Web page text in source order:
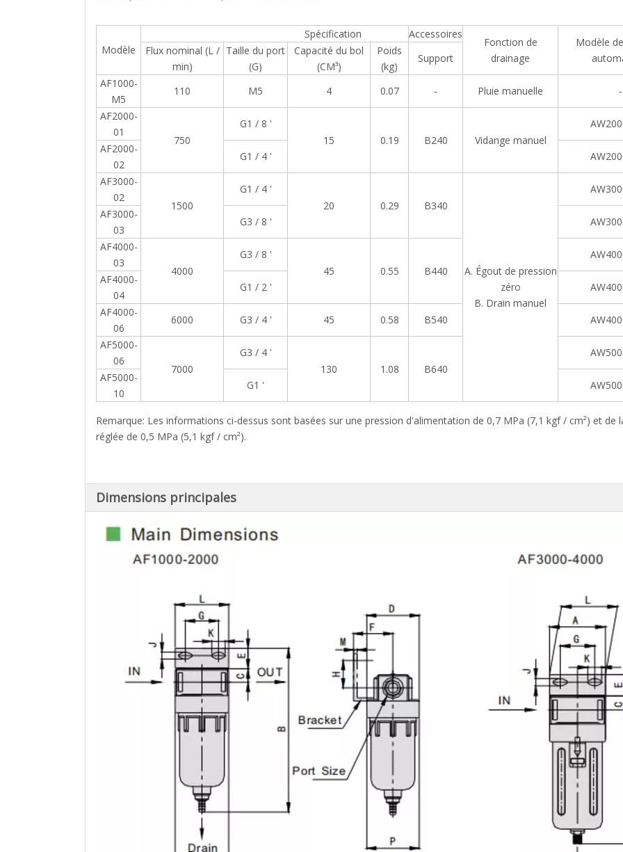
Modèle
Spécification Accessoires
Fonction de
drainage
Modèle
Flux nominal (L /
min)
Taille du port
(G)
Capacité du bol
(CM³)
Poids
(kg)
Support
AF1000-
M5
110 M5 4 0.07 - Pluie manuelle
-
AF2000-
01
750
G1 / 8 '
15
0.19 B240 Vidange manuel
AF2000-
02
G1 / 4 '
AF3000-
02
1500
G1 / 4 '
20
0.29 B340
A. Égout de pression
zéro
B. Drain manuel
AF3000-
03
G3 / 8 '
AF4000-
03
4000
G3 / 8 '
45
0.55 B440
AF4000-
04
G1 / 2 '
AF4000-
06
6000 G3 / 4 ' 45 0.58 B540
AF5000-
06
7000
G3 / 4 '
130
1.08 B640
AF5000-
10
G1 '
Remarque: Les informations ci-dessus sont basées sur une pression d'alimentation de 0,7 MPa (7,1 kgf / cm²) et de
réglée de 0,5 MPa (5,1 kgf / cm²).
Dimensions principales